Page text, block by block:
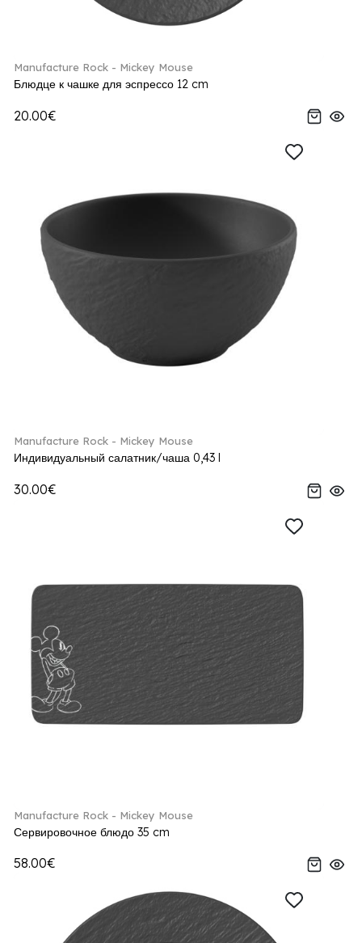
Manufacture Rock - Mickey Mouse
Блюдце к чашке для эспрессо 12 cm
20.00€
Manufacture Rock - Mickey Mouse
Индивидуальный салатник/чаша 0,43 l
30.00€
Manufacture Rock - Mickey Mouse
Сервировочное блюдо 35 cm
58.00€